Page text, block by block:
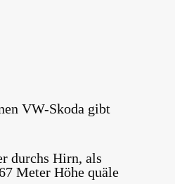
VW-Skoda gibt
durchs Hirn, als
Meter Höhe quäle